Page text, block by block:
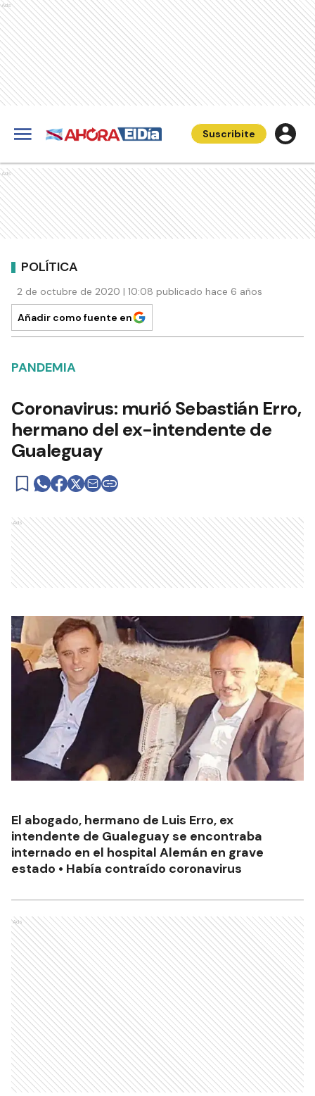
Ads
Suscribite
Ads
POLÍTICA
2 de octubre de 2020 | 10:08 publicado hace 6 años
Añadir como fuente en
PANDEMIA
Coronavirus: murió Sebastián Erro,
hermano del ex-intendente de
Gualeguay
Ads
El abogado, hermano de Luis Erro, ex
intendente de Gualeguay se encontraba
internado en el hospital Alemán en grave
estado • Había contraído coronavirus
Ads